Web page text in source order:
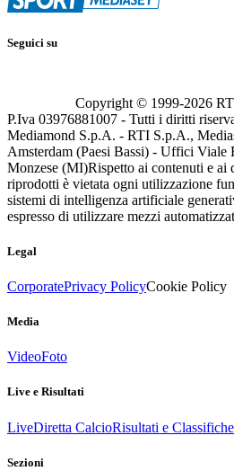
Seguici su
Copyright © 1999-2026
P.Iva 03976881007 - Tutti i diritti
Mediamond S.p.A. - RTI S.p.A.,
Amsterdam (Paesi Bassi) - Uffici Viale
Monzese (MI)Rispetto ai contenuti e ai
riprodotti è vietata ogni utilizzazione
sistemi di intelligenza artificiale
espresso di utilizzare mezzi
Legal
CorporatePrivacy PolicyCookie Policy
Media
VideoFoto
Live e Risultati
LiveDiretta CalcioRisultati e Classifiche
Sezioni